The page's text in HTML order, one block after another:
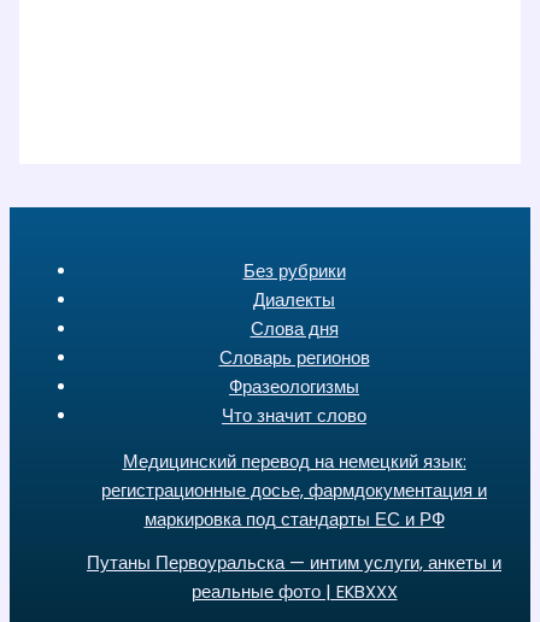
Без рубрики
Диалекты
Слова дня
Словарь регионов
Фразеологизмы
Что значит слово
Медицинский перевод на немецкий язык:
регистрационные досье, фармдокументация и
маркировка под стандарты ЕС и РФ
Путаны Первоуральска — интим услуги, анкеты и
реальные фото | EKBXXX